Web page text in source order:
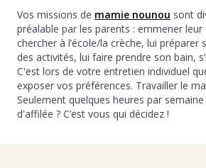
Vos missions de mamie nounou sont
préalable par les parents : emmener
chercher à l’école/la crèche, lui préparer
des activités, lui faire prendre son bain,
C'est lors de votre entretien individuel
exposer vos préférences. Travailler le
Seulement quelques heures par
d'affilée ? C’est vous qui décidez !